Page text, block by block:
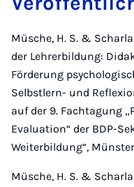
Müsche, H. S. &
der Lehrerbildung:
Förderung
Selbstlern- und
auf der 9. Fachtagung
Evaluation“ der BDP-
Weiterbildung“,
Müsche, H. S. &